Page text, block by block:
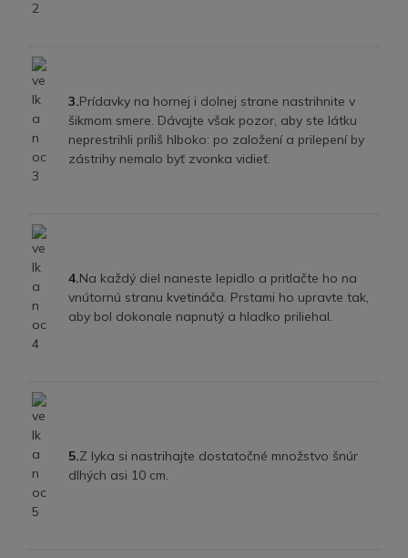
3.Prídavky na hornej i dolnej strane nastrihnite v
šikmom smere. Dávajte však pozor, aby ste látku
neprestrihli príliš hlboko: po založení a prilepení by
zástrihy nemalo byť zvonka vidieť.
4.Na každý diel naneste lepidlo a pritlačte ho na
vnútornú stranu kvetináča. Prstami ho upravte tak,
aby bol dokonale napnutý a hladko priliehal.
5.Z lyka si nastrihajte dostatočné množstvo šnúr
dlhých asi 10 cm.